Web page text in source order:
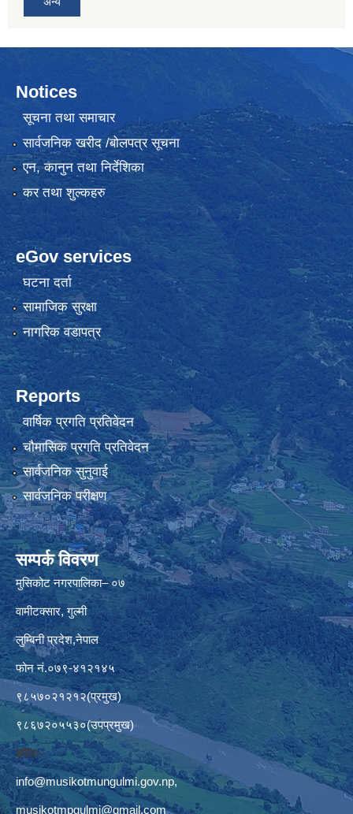
Notices
सूचना तथा समाचार
सार्वजनिक खरीद /बोलपत्र सूचना
एन, कानुन तथा निर्देशिका
कर तथा शुल्कहरु
eGov services
घटना दर्ता
सामाजिक सुरक्षा
नागरिक वडापत्र
Reports
वार्षिक प्रगति प्रतिवेदन
चौमासिक प्रगति प्रतिवेदन
सार्वजनिक सुनुवाई
सार्वजनिक परीक्षण
सम्पर्क विवरण
मुसिकोट नगरपालिका– ०७
वामीटक्सार, गुल्मी
लुम्बिनी प्रदेश,नेपाल
फोन नं.०७९-४१२१४५
९८५७०२१२१२(प्रमुख)
९८६७२०५५३०(उपप्रमुख)
इमेलः–
info@musikotmungulmi.gov.np,
musikotmpgulmi@gmail.com